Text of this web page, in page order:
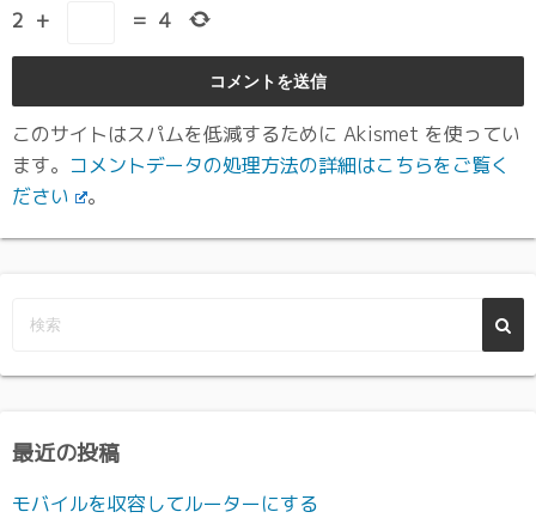
2 + = 4
このサイトはスパムを低減するために Akismet を使ってい
ます。 コメントデータの処理方法の詳細はこちらをご覧く
ださい
。
最近の投稿
モバイルを収容してルーターにする